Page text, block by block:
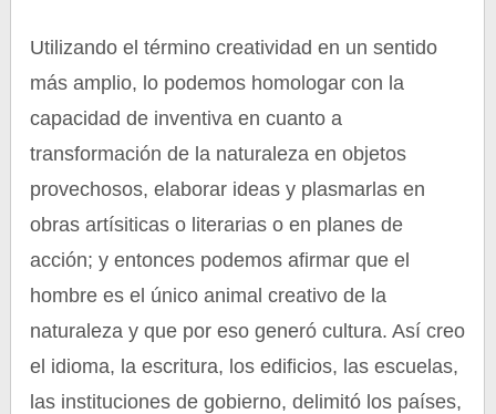
Utilizando el término creatividad en un sentido
más amplio, lo podemos homologar con la
capacidad de inventiva en cuanto a
transformación de la naturaleza en objetos
provechosos, elaborar ideas y plasmarlas en
obras artísiticas o literarias o en planes de
acción; y entonces podemos afirmar que el
hombre es el único animal creativo de la
naturaleza y que por eso generó cultura. Así creo
el idioma, la escritura, los edificios, las escuelas,
las instituciones de gobierno, delimitó los países,